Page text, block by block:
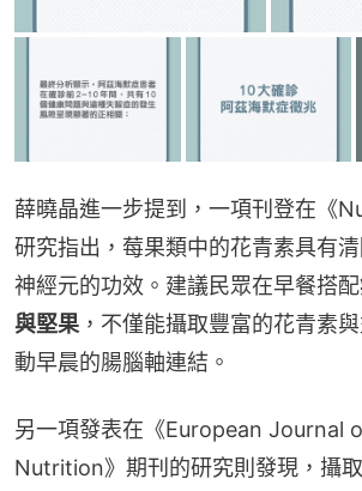
薛曉晶進一步提到，一項刊登在《
研究指出，莓果類中的花青素具有
神經元的功效。建議民眾在早餐搭配
與堅果 ，不僅能攝取豐富的花青素
動早晨的腸腦軸連結。
另一項發表在《European Journal
Nutrition》期刊的研究則發現，攝